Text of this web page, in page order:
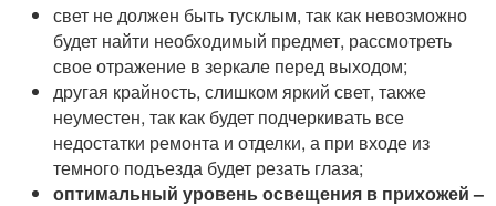
свет не должен быть тусклым, так как невозможно
будет найти необходимый предмет, рассмотреть
свое отражение в зеркале перед выходом;
другая крайность, слишком яркий свет, также
неуместен, так как будет подчеркивать все
недостатки ремонта и отделки, а при входе из
темного подъезда будет резать глаза;
оптимальный уровень освещения в прихожей –